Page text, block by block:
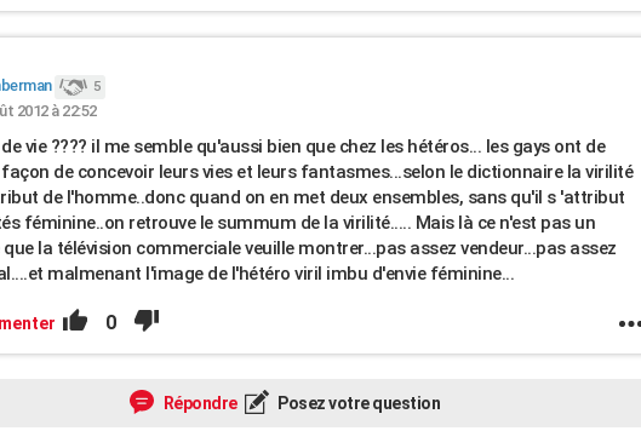
5
2012 à 22:52
vie ???? il me semble qu'aussi bien que chez les hétéros... les gays ont de
de concevoir leurs vies et leurs fantasmes...selon le dictionnaire la virilité
de l'homme..donc quand on en met deux ensembles, sans qu'il s 'attribut
féminine..on retrouve le summum de la virilité..... Mais là ce n'est pas un
la télévision commerciale veuille montrer...pas assez vendeur...pas assez
malmenant l'image de l'hétéro viril imbu d'envie féminine...
0
Répondre Posez votre question